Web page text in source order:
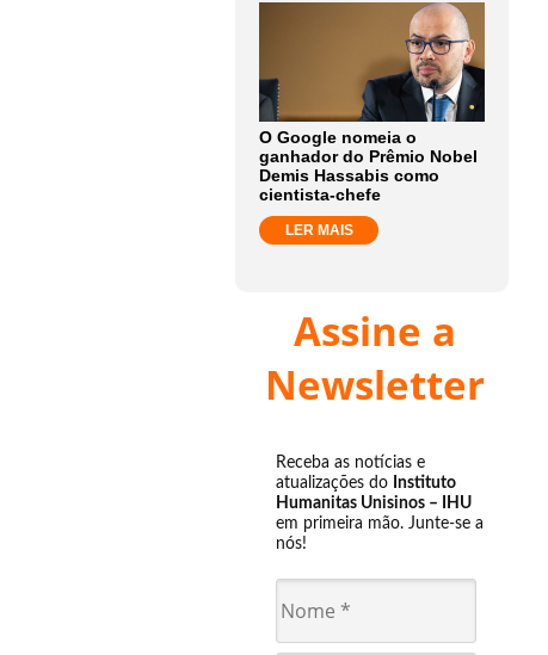
O Google nomeia o
ganhador do Prêmio Nobel
Demis Hassabis como
cientista-chefe
LER MAIS
Assine a
Newsletter
Receba as notícias e
atualizações do Instituto
Humanitas Unisinos – IHU
em primeira mão. Junte-se a
nós!